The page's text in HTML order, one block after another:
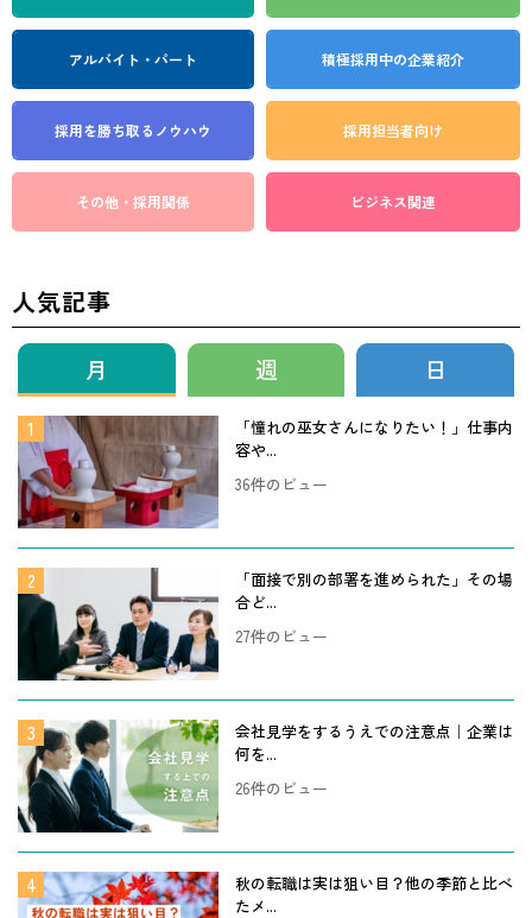
アルバイト・パート 積極採用中の企業紹介
採用を勝ち取る ノウハウ 採用担当者向け
その他・採用関係 ビジネス関連
人気記事
月 週 日
「憧れの巫女さんになりたい！」仕事内
容や...
36件のビュー
「面接で別の部署を進められた」その場
合ど...
27件のビュー
会社見学をするうえでの注意点｜企業は
何を...
26件のビュー
秋の転職は実は狙い目？他の季節と比べ
たメ...